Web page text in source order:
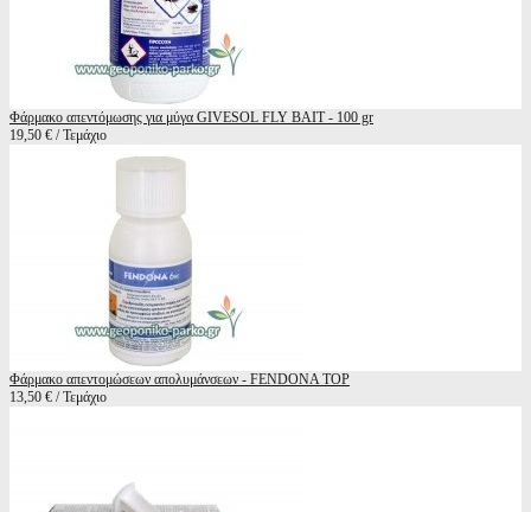
Φάρμακο απεντόμωσης για μύγα GIVESOL FLY BAIT - 100 gr
19,50 € / Τεμάχιο
Φάρμακο απεντομώσεων απολυμάνσεων - FENDONA TOP
13,50 € / Τεμάχιο